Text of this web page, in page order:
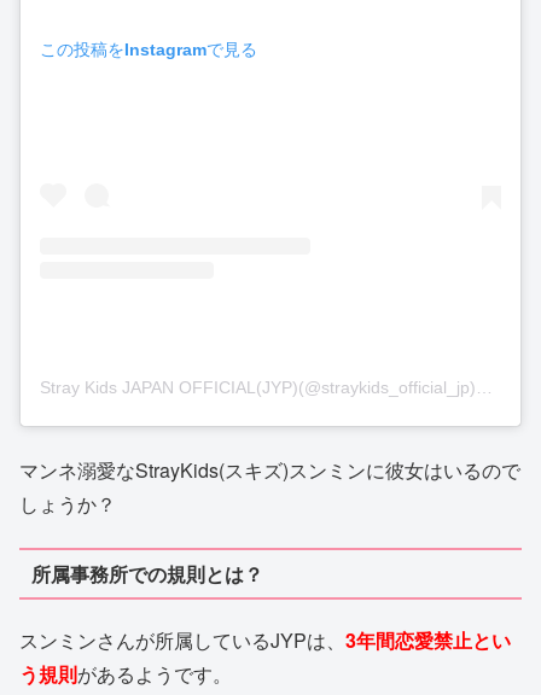
この投稿をInstagramで見る
Stray Kids JAPAN OFFICIAL(JYP)(@straykids_official_jp)がシェアした投稿
マンネ溺愛なStrayKids(スキズ)スンミンに彼女はいるので
しょうか？
所属事務所での規則とは？
スンミンさんが所属しているJYPは、 3年間恋愛禁止とい
う規則があるようです。